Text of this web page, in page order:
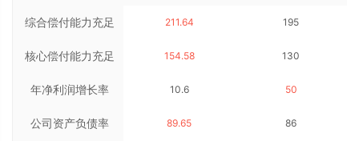
综合偿付能力充足
率（%）
核心偿付能力充足
率（%）
年净利润增长率
（%）
公司资产负债率
211.64
154.58
10.6
89.65
195
130
50
86